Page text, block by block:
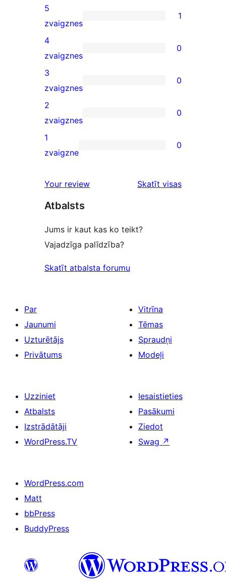
1
5-
star
review
5
zvaigznes
1
0
4-
star
reviews
4
zvaigznes
0
0
3-
star
reviews
3
zvaigznes
0
0
2-
star
2
zvaigznes
0
0
star
1
zvaigzne
0
Your review Skatīt visasatsauksmes
Atbalsts
Jums ir kaut kas ko teikt?
Vajadzīga palīdzība?
Skatīt atbalsta forumu
Par
Jaunumi
Uzturētājs
Privātums
Vitrīna
Tēmas
Spraudņi
Modeļi
Uzziniet
Atbalsts
Izstrādātāji
WordPress.TV
Iesaistieties
Pasākumi
Ziedot
Swag ↗
WordPress.com
Matt
bbPress
BuddyPress